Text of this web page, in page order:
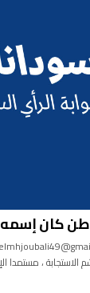
كان إسمه
، مستمدا